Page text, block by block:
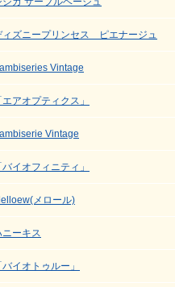
ィズニープリンセス ピエナージュ
Vintage
エアオプティクス」
Vintage
バイオフィニティ」
メロール)
ニーキス
バイオトゥルー」